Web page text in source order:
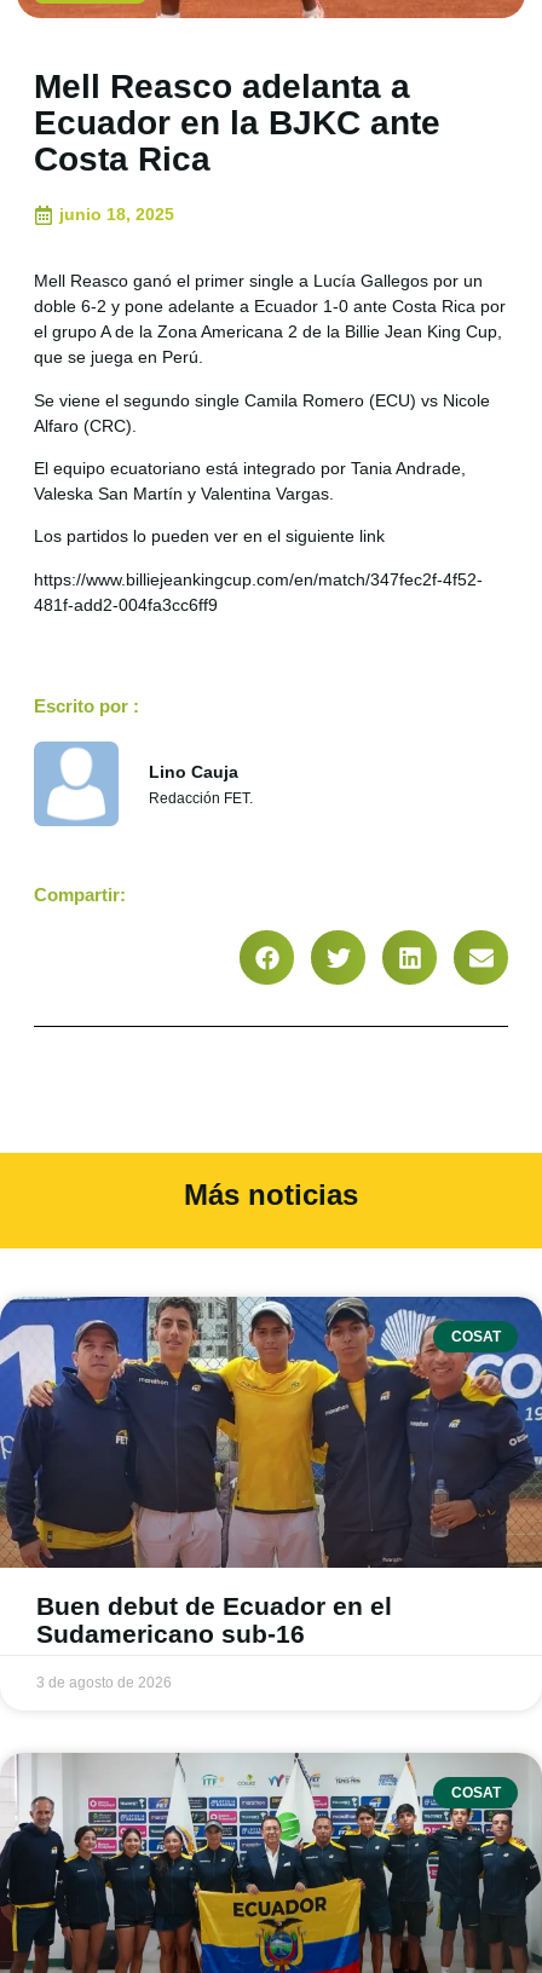
Mell Reasco adelanta a
Ecuador en la BJKC ante
Costa Rica
junio 18, 2025
Mell Reasco ganó el primer single a Lucía Gallegos por un
doble 6-2 y pone adelante a Ecuador 1-0 ante Costa Rica por
el grupo A de la Zona Americana 2 de la Billie Jean King Cup,
que se juega en Perú.
Se viene el segundo single Camila Romero (ECU) vs Nicole
Alfaro (CRC).
El equipo ecuatoriano está integrado por Tania Andrade,
Valeska San Martín y Valentina Vargas.
Los partidos lo pueden ver en el siguiente link
https://www.billiejeankingcup.com/en/match/347fec2f-4f52-
481f-add2-004fa3cc6ff9
Escrito por :
Lino Cauja
Redacción FET.
Compartir:
Más noticias
COSAT
Buen debut de Ecuador en el
Sudamericano sub-16
3 de agosto de 2026
COSAT